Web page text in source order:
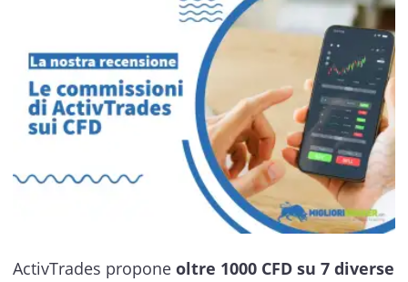
ActivTrades propone oltre 1000 CFD su 7 diverse